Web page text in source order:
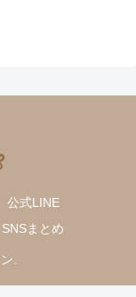
公式LINE
SNSまとめ
.